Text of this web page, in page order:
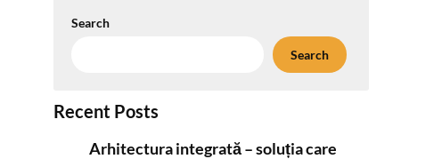
Search
Search
Recent Posts
Arhitectura integrată – soluția care